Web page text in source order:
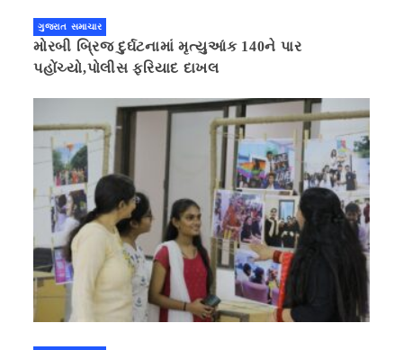
ગુજરાત સમાચાર
મોરબી બ્રિજ દુર્ઘટનામાં મૃત્યુઆંક 140ને પાર
પહોંચ્યો,પોલીસ ફરિયાદ દાખલ